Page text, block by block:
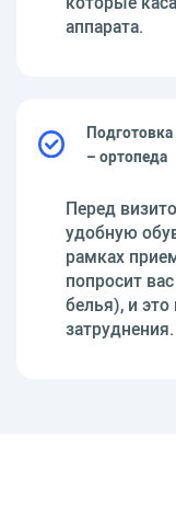
аппарата.
Подготовка
– ортопеда
Перед
удобную
рамках
попросит
белья), и
затруднения.